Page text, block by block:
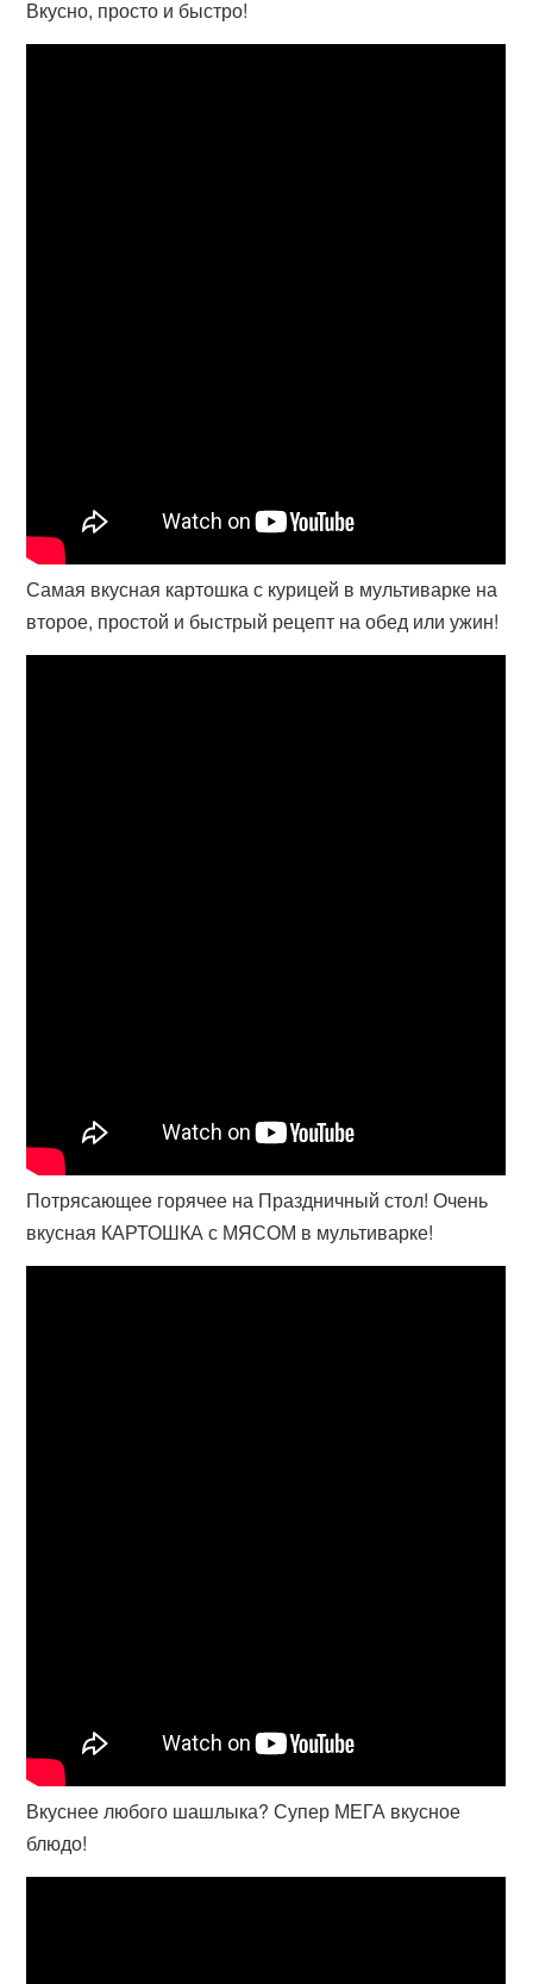
Вкусно, просто и быстро!
Самая вкусная картошка с курицей в мультиварке на
второе, простой и быстрый рецепт на обед или ужин!
Потрясающее горячее на Праздничный стол! Очень
вкусная КАРТОШКА с МЯСОМ в мультиварке!
Вкуснее любого шашлыка? Супер МЕГА вкусное
блюдо!